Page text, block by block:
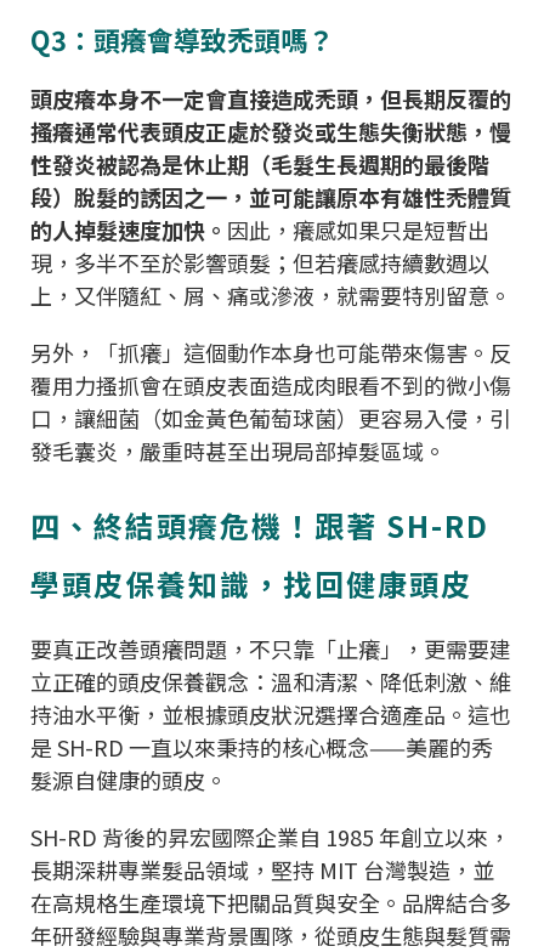
Q3：頭癢會導致禿頭嗎？
頭皮癢本身不一定會直接造成禿頭，但長期反覆的
搔癢通常代表頭皮正處於發炎或生態失衡狀態，慢
性發炎被認為是休止期（毛髮生長週期的最後階
段）脫髮的誘因之一，並可能讓原本有雄性禿體質
的人掉髮速度加快。 因此，癢感如果只是短暫出
現，多半不至於影響頭髮；但若癢感持續數週以
上，又伴隨紅、屑、痛或滲液，就需要特別留意。
另外，「抓癢」這個動作本身也可能帶來傷害。反
覆用力搔抓會在頭皮表面造成肉眼看不到的微小傷
口，讓細菌（如金黃色葡萄球菌）更容易入侵，引
發毛囊炎，嚴重時甚至出現局部掉髮區域。
四、終結頭癢危機！跟著 SH-RD
學頭皮保養知識，找回健康頭皮
要真正改善頭癢問題，不只靠「止癢」，更需要建
立正確的頭皮保養觀念：溫和清潔、降低刺激、維
持油水平衡，並根據頭皮狀況選擇合適產品。這也
是 SH-RD 一直以來秉持的核心概念——美麗的秀
髮源自健康的頭皮。
SH-RD 背後的昇宏國際企業自 1985 年創立以來，
長期深耕專業髮品領域，堅持 MIT 台灣製造，並
在高規格生產環境下把關品質與安全。品牌結合多
年研發經驗與專業背景團隊，從頭皮生態與髮質需